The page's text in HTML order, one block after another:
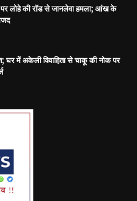
पर लोहे की रॉड से जानलेवा हमला; आंख के
घर में अकेली विवाहिता से चाकू की नोक पर